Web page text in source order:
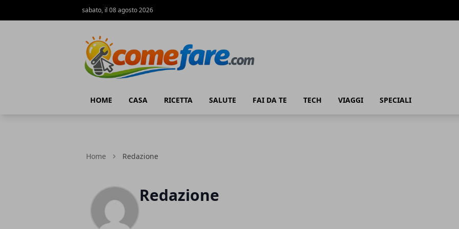
sabato, il 08 agosto 2026
HOME CASA RICETTA SALUTE FAI DA TE TECH VIAGGI SPECIALI
Home Redazione
Redazione